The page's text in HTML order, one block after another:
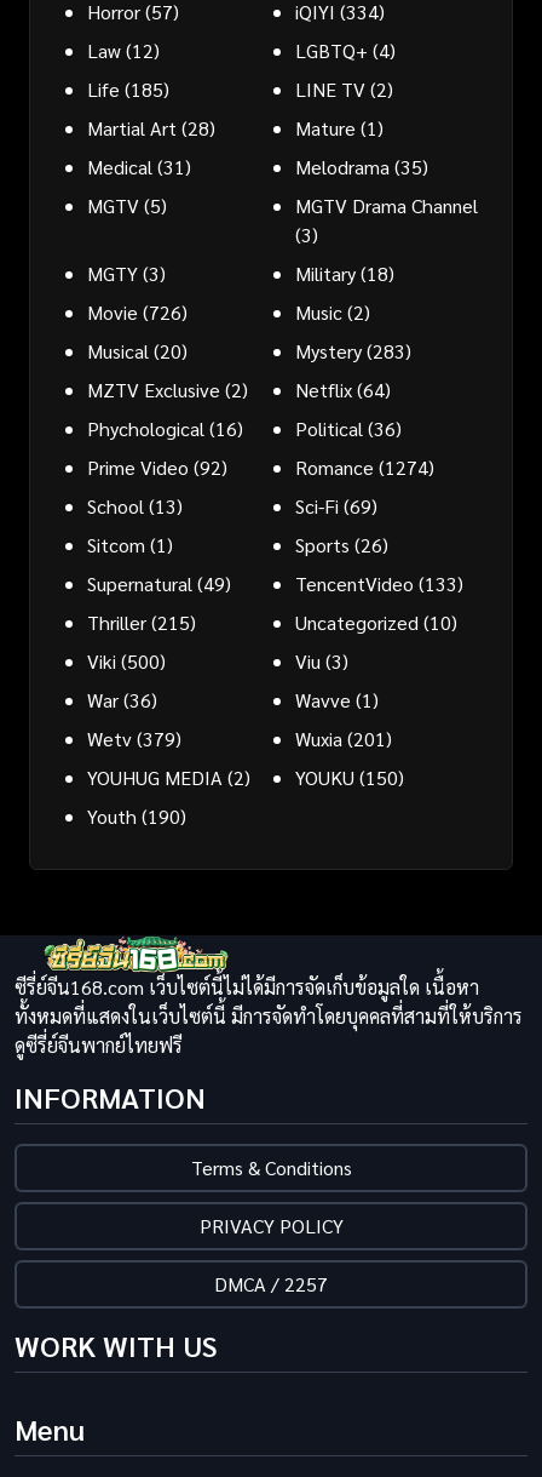
Horror(57) iQIYI (334)
Law(12) LGBTQ+ (4)
Life (185) LINE TV(2)
Martial Art (28) Mature (1)
Medical (31) Melodrama (35)
MGTV(5)
MGTV Drama Channel
(3)
MGTY(3) Military(18)
Movie (726) Music(2)
Musical (20) Mystery(283)
MZTV Exclusive (2) Netflix(64)
Phychological (16) Political (36)
Prime Video (92) Romance (1274)
School (13) Sci-Fi (69)
Sitcom (1) Sports (26)
Supernatural (49) TencentVideo (133)
Thriller(215) Uncategorized (10)
Viki (500) Viu (3)
War(36) Wavve (1)
Wetv(379) Wuxia (201)
YOUHUG MEDIA (2) YOUKU (150)
Youth (190)
ซีรี่ย์จีน168.com เว็บไซต์นี้ไม่ได้มีการจัดเก็บข้อมูลใด เนื้อหา
ทั้งหมดที่แสดงในเว็บไซต์นี้ มีการจัดทำโดยบุคคลที่สามที่ให้บริการ
ดูซีรี่ย์จีนพากย์ไทยฟรี
INFORMATION
Terms & Conditions
PRIVACY POLICY
DMCA / 2257
WORK WITH US
Menu